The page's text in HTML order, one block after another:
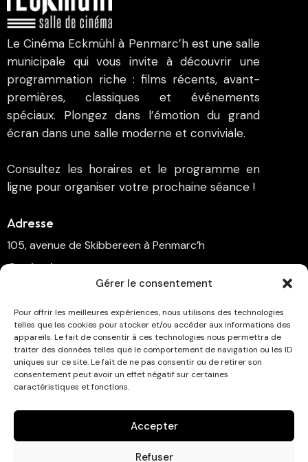
Gérer le consentement
Pour offrir les meilleures expériences, nous utilisons des technologies
telles que les cookies pour stocker et/ou accéder aux informations des
appareils. Le fait de consentir à ces technologies nous permettra de
traiter des données telles que le comportement de navigation ou les ID
uniques sur ce site. Le fait de ne pas consentir ou de retirer son
consentement peut avoir un effet négatif sur certaines
caractéristiques et fonctions.
Accepter
Refuser
Le Cinéma Eckmühl à Penmarc’h est une salle
municipale qui vous invite à découvrir une
programmation riche : films récents, avant-
premières, classiques et événements
spéciaux. Plongez dans l’émotion du grand
écran dans une salle moderne et conviviale.
Consultez les horaires et le programme en
ligne pour organiser votre prochaine séance !
Adresse
105, avenue de Skibbereen à Penmarc’h
Contactez nous
cinema.penmarch@orange.fr
06 70 00 64 41
Suivez-nous